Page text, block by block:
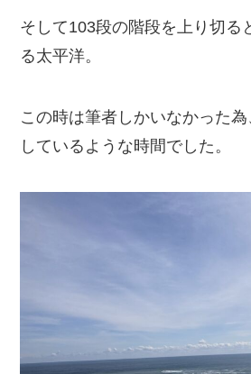
そして103段の階段を上り切る
る太平洋。
この時は筆者しかいなかった
しているような時間でした。